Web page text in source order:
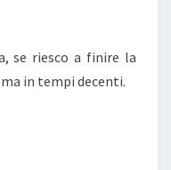
se riesco a finire la
in tempi decenti.